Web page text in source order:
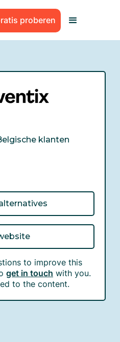
proberen
klanten
to improve this
get in touch with you.
to the content.